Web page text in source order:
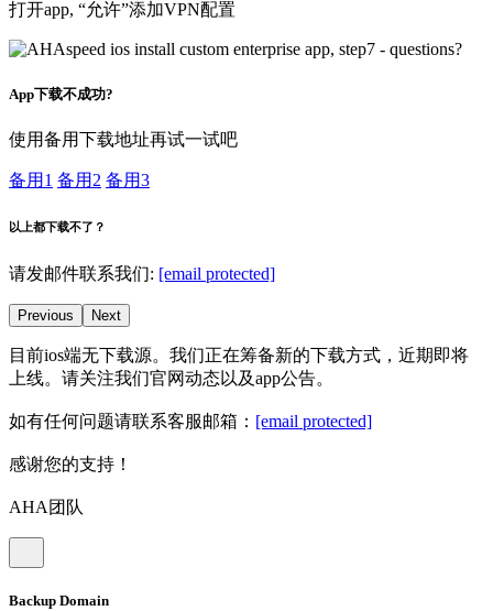
打开app, “允许”添加VPN配置
App下载不成功?
使用备用下载地址再试一试吧
备用1 备用2 备用3
以上都下载不了？
请发邮件联系我们: [email protected]
Previous Next
目前ios端无下载源。我们正在筹备新的下载方式，近期即将
上线。请关注我们官网动态以及app公告。
如有任何问题请联系客服邮箱： [email protected]
感谢您的支持！
AHA团队
Backup Domain